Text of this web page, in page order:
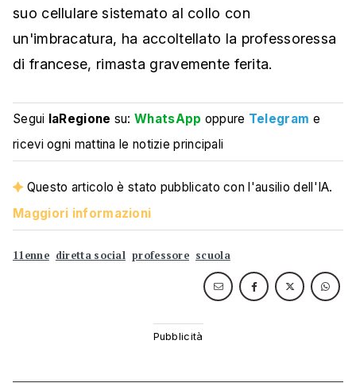
suo cellulare sistemato al collo con
un'imbracatura, ha accoltellato la professoressa
di francese, rimasta gravemente ferita.
Segui laRegione su:WhatsApp oppure Telegram e
ricevi ogni mattina le notizie principali
Questo articolo è stato pubblicato con l'ausilio dell'IA.
Maggiori informazioni
11enne diretta social professore scuola